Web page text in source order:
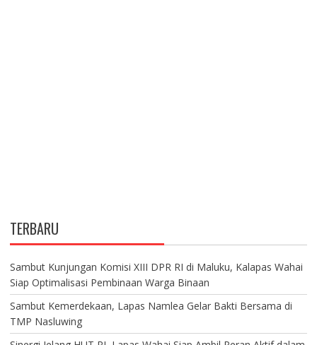
TERBARU
Sambut Kunjungan Komisi XIII DPR RI di Maluku, Kalapas Wahai
Siap Optimalisasi Pembinaan Warga Binaan
Sambut Kemerdekaan, Lapas Namlea Gelar Bakti Bersama di
TMP Nasluwing